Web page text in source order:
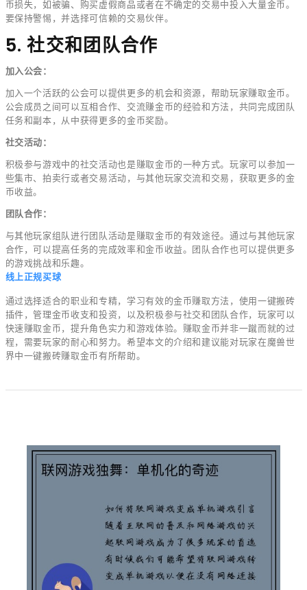
币损失，如被骗、购买虚假商品或者在不确定的交易中投入大量金币。
要保持警惕，并选择可信赖的交易伙伴。
5. 社交和团队合作
加入公会：
加入一个活跃的公会可以提供更多的机会和资源，帮助玩家赚取金币。
公会成员之间可以互相合作、交流赚金币的经验和方法，共同完成团队
任务和副本，从中获得更多的金币奖励。
社交活动：
积极参与游戏中的社交活动也是赚取金币的一种方式。玩家可以参加一
些集市、拍卖行或者交易活动，与其他玩家交流和交易，获取更多的金
币收益。
团队合作：
与其他玩家组队进行团队活动是赚取金币的有效途径。通过与其他玩家
合作，可以提高任务的完成效率和金币收益。团队合作也可以提供更多
的游戏挑战和乐趣。
线上正规买球
通过选择适合的职业和专精，学习有效的金币赚取方法，使用一键搬砖
插件，管理金币收支和投资，以及积极参与社交和团队合作，玩家可以
快速赚取金币，提升角色实力和游戏体验。赚取金币并非一蹴而就的过
程，需要玩家的耐心和努力。希望本文的介绍和建议能对玩家在魔兽世
界中一键搬砖赚取金币有所帮助。